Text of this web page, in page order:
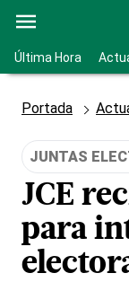
Última Hora
Portada
JUNTAS
JCE
para